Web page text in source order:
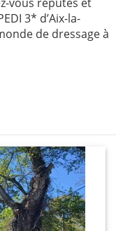
vous réputés et
3* d’Aix-la-
de dressage à